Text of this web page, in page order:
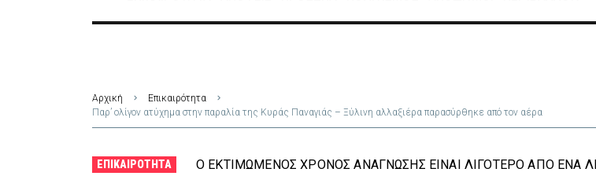
Αρχική
Επικαιρότητα
Παρ’ ολίγον ατύχημα στην παραλία της Κυράς Παναγιάς – Ξύλινη αλλαξιέρα παρασύρθηκε από τον αέρα
ΕΠΙΚΑΙΡΌΤΗΤΑ Ο ΕΚΤΙΜΏΜΕΝΟΣ ΧΡΌΝΟΣ ΑΝΆΓΝΩΣΗΣ ΕΊΝΑΙ ΛΙΓΌΤΕΡΟ ΑΠΌ ΈΝΑ